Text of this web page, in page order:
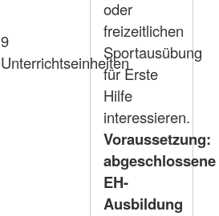
9
Unterrichtseinheiten
oder
freizeitlichen
Sportausübung
für Erste
Hilfe
interessieren.
Voraussetzung:
abgeschlossene
EH-
Ausbildung